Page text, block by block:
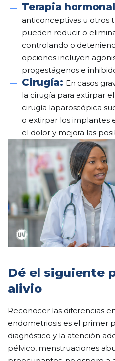
Terapia
anticonceptivas u otros
pueden reducir o
controlando o
opciones incluyen
progestágenos e
Cirugía: En casos
la cirugía para extirpar
cirugía laparoscópica
o extirpar los implantes
el dolor y mejora las
Dé el siguiente
alivio
Reconocer las diferencias
endometriosis es el primer
diagnóstico y la atención
pélvico, menstruaciones